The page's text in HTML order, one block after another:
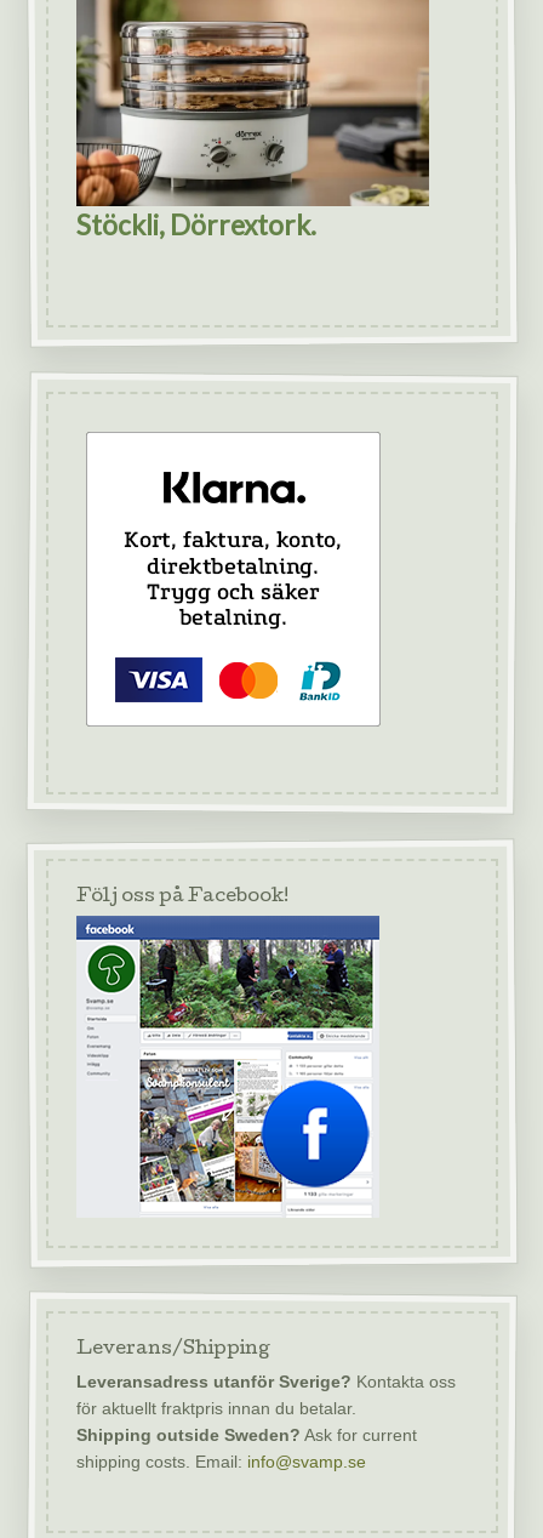
Stöckli, Dörrextork.
Följ oss på Facebook!
Leverans/Shipping
Leveransadress utanför Sverige? Kontakta oss
för aktuellt fraktpris innan du betalar.
Shipping outside Sweden? Ask for current
shipping costs. Email: info@svamp.se